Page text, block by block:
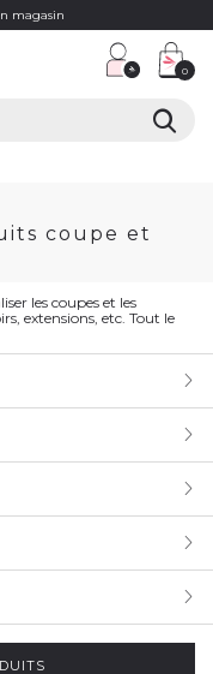
magasin
0
coupe et
les coupes et les
extensions, etc. Tout le